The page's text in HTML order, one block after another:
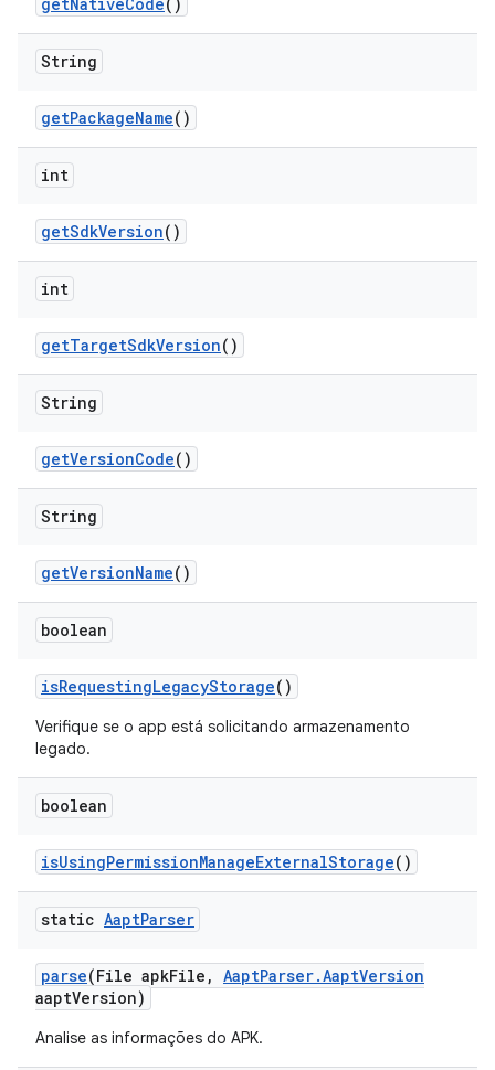
String
getPackageName()
int
getSdkVersion()
int
getTargetSdkVersion()
String
getVersionCode()
String
getVersionName()
boolean
isRequestingLegacyStorage()
Verifique se o app está solicitando armazenamento
legado.
boolean
isUsingPermissionManageExternalStorage()
static AaptParser
parse(File apkFile , AaptParser.AaptVersion
aaptVersion)
Analise as informações do APK.